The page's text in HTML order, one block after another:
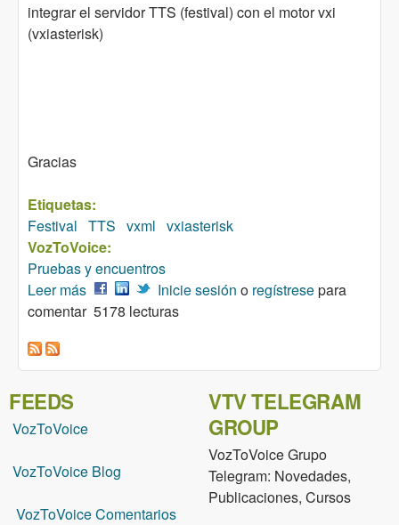
integrar el servidor TTS (festival) con el motor vxi
(vxiasterisk)
Gracias
Etiquetas:
Festival TTS vxml vxiasterisk
VozToVoice:
Pruebas y encuentros
Leer más sobre voicexmlInicie sesión o regístresepara
comentar 5178 lecturas
FEEDS
VozToVoice
VozToVoice Blog
VozToVoice Comentarios
VTV TELEGRAM
GROUP
VozToVoice Grupo
Telegram: Novedades,
Publicaciones, Cursos